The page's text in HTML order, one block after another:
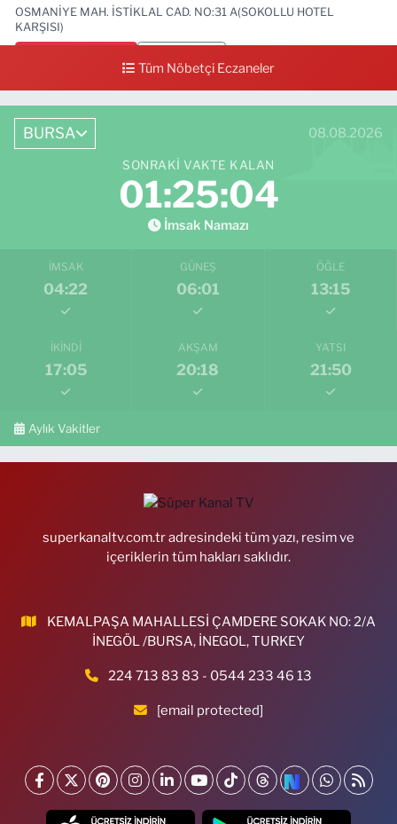
OSMANİYE MAH. İSTİKLAL CAD. NO:31 A(SOKOLLU HOTEL
KARŞISI)
Tüm Nöbetçi Eczaneler
BURSA 08.08.2026
SONRAKI VAKTE KALAN
01:25:03
İmsak Namazı
İMSAK
04:22
GÜNEŞ
06:01
ÖĞLE
13:15
İKINDI
17:05
AKŞAM
20:18
YATSI
21:50
Aylık Vakitler
superkanaltv.com.tr adresindeki tüm yazı, resim ve
içeriklerin tüm hakları saklıdır.
KEMALPAŞA MAHALLESİ ÇAMDERE SOKAK NO: 2/A
İNEGÖL /BURSA, İNEGOL, TURKEY
224 713 83 83 - 0544 233 46 13
[email protected]